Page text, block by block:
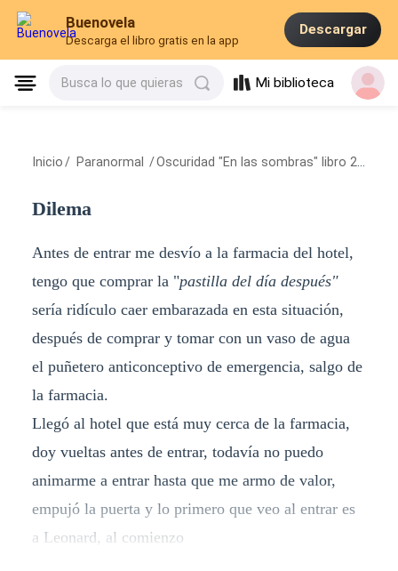
Buenovela
Descarga el libro gratis en la app
Descargar
Busca lo que quieras Mi biblioteca
Inicio / Paranormal /Oscuridad "En las sombras" libro 2
Dilema
Antes de entrar me desvío a la farmacia del hotel,
tengo que comprar la "pastilla del día después"
sería ridículo caer embarazada en esta situación,
después de comprar y tomar con un vaso de agua
el puñetero anticonceptivo de emergencia, salgo de
la farmacia.
Llegó al hotel que está muy cerca de la farmacia,
doy vueltas antes de entrar, todavía no puedo
animarme a entrar hasta que me armo de valor,
empujó la puerta y lo primero que veo al entrar es
a Leonard, al comienzo